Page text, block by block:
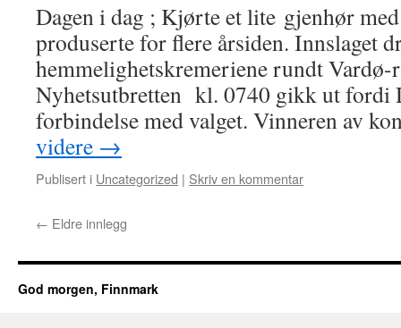
Dagen i dag ; Kjørte et lite gjenhør
produserte for flere årsiden. Innslaget
hemmelighetskremeriene rundt Vardø-
Nyhetsutbretten kl. 0740 gikk ut fordi
forbindelse med valget. Vinneren av
videre →
Publisert i Uncategorized | Skriv en kommentar
← Eldre innlegg
God morgen, Finnmark